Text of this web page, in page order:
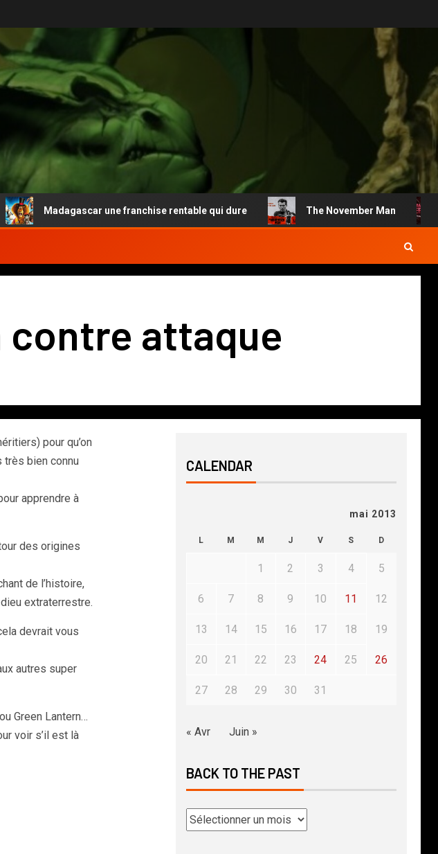
Madagascar une franchise rentable qui dure The November Man
contre attaque
pour qu’on
très bien connu
apprendre à
des origines
de l’histoire,
extraterrestre.
devrait vous
autres super
Green Lantern…
voir s’il est là
CALENDAR
mai 2013
L M M J V S D
1 2 3 4 5
6 7 8 9 10 11 12
13 14 15 16 17 18 19
20 21 22 23 24 25 26
27 28 29 30 31
« Avr Juin »
BACK TO THE PAST